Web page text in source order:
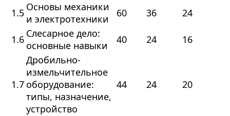
1.5 Основы механики
и электротехники
60 36 24
1.6 Слесарное дело:
основные навыки
40 24 16
1.7
Дробильно-
измельчительное
оборудование:
типы, назначение,
устройство
44 24 20